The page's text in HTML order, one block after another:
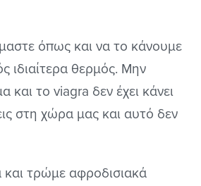
όπως και να το κάνουμε
ιδιαίτερα θερμός. Μην
και το viagra δεν έχει κάνει
στη χώρα μας και αυτό δεν
τρώμε αφροδισιακά